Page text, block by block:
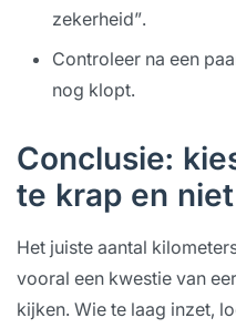
zekerheid”.
Controleer na een
nog klopt.
Conclusie:
te krap en
Het juiste aantal
vooral een kwestie van
kijken. Wie te laag inzet,